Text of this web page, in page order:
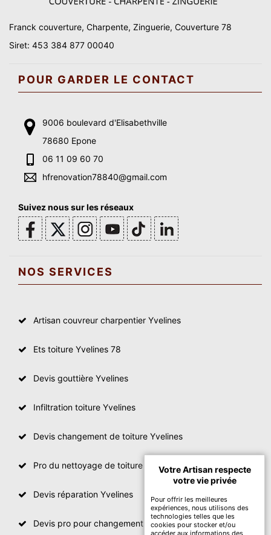
Franck couverture, Charpente, Zinguerie, Couverture 78
Siret: 453 384 877 00040
POUR GARDER LE CONTACT
9006 boulevard d'Elisabethville
78680 Epone
06 11 09 60 70
hfrenovation78840@gmail.com
Suivez nous sur les réseaux
NOS SERVICES
Artisan couvreur charpentier Yvelines
Ets toiture Yvelines 78
Devis gouttière Yvelines
Infiltration toiture Yvelines
Devis changement de toiture Yvelines
Pro du nettoyage de toiture
Devis réparation Yvelines
Devis pro pour changement de toiture Yvelines
Votre Artisan respecte
votre vie privée
Pour offrir les meilleures
expériences, nous utilisons des
technologies telles que les
cookies pour stocker et/ou
accéder aux informations des